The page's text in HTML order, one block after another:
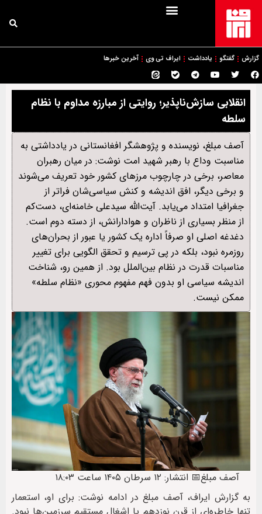
گزارش گفتگو یادداشت ایراف تی وی آخرین خبرها
انقلابی سازش‌ناپذیر؛ روایتی از مبارزه‌ مداوم با نظام
سلطه
آصف مبلغ، نویسنده و پژوهشگر افغانستانی در یادداشتی به
مناسبت وداع با رهبر شهید امت نوشت: در میان رهبران
معاصر، برخی در چارچوب مرزهای کشور خود تعریف می‌شوند
و برخی دیگر، افق اندیشه و کنش سیاسی‌شان فراتر از
جغرافیا امتداد می‌یابد. آیت‌الله سیدعلی خامنه‌ای، دست‌کم
از منظر بسیاری از ناظران و هوادارانش، از دسته دوم است.
دغدغه اصلی او صرفاً اداره یک کشور یا عبور از بحران‌های
روزمره نبود، بلکه در پی ترسیم و تحقق الگویی برای تغییر
مناسبات قدرت در نظام بین‌الملل بود. از همین رو، شناخت
اندیشه سیاسی او بدون فهم مفهوم محوری «نظام سلطه»
ممکن نیست.
آصف مبلغ📅 انتشار: ۱۲ سرطان ۱۴۰۵ ساعت ۱۸:۰۳
به گزارش ایراف، آصف مبلغ در ادامه نوشت: برای او، استعمار